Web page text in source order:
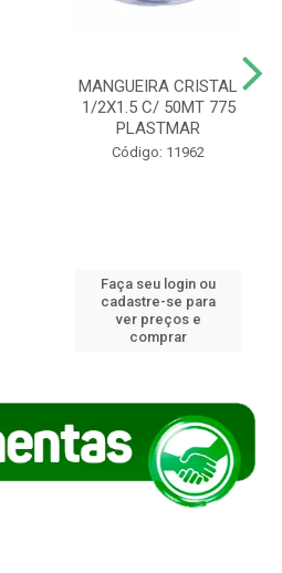
MANGUEIRA CRISTAL
1/2X1.5 C/ 50MT 775
PLASTMAR
Código: 11962
Faça seu login ou
cadastre-se para
ver preços e
comprar